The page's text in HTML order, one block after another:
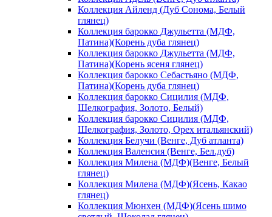
Коллекция Айленд (Дуб Сонома, Белый
глянец)
Коллекция барокко Джульетта (МДФ,
Патина)(Корень дуба глянец)
Коллекция барокко Джульетта (МДФ,
Патина)(Корень ясеня глянец)
Коллекция барокко Себастьяно (МДФ,
Патина)(Корень дуба глянец)
Коллекция барокко Сицилия (МДФ,
Шелкография, Золото, Белый)
Коллекция барокко Сицилия (МДФ,
Шелкография, Золото, Орех итальянский)
Коллекция Белучи (Венге, Дуб атланта)
Коллекция Валенсия (Венге, Бел.дуб)
Коллекция Милена (МДФ)(Венге, Белый
глянец)
Коллекция Милена (МДФ)(Ясень, Какао
глянец)
Коллекция Мюнхен (МДФ)(Ясень шимо